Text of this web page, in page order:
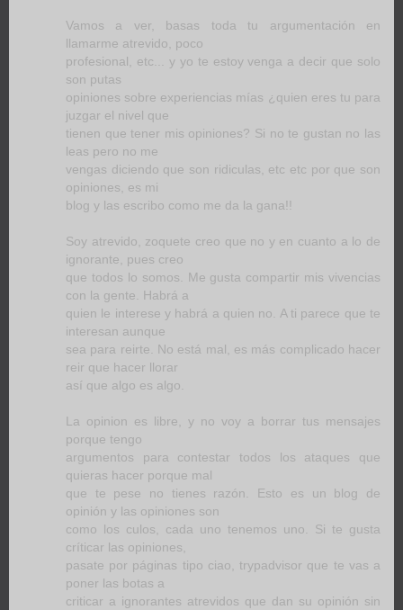
Vamos a ver, basas toda tu argumentación en
llamarme atrevido, poco
profesional, etc... y yo te estoy venga a decir que solo
son putas
opiniones sobre experiencias mías ¿quien eres tu para
juzgar el nivel que
tienen que tener mis opiniones? Si no te gustan no las
leas pero no me
vengas diciendo que son ridiculas, etc etc por que son
opiniones, es mi
blog y las escribo como me da la gana!!
Soy atrevido, zoquete creo que no y en cuanto a lo de
ignorante, pues creo
que todos lo somos. Me gusta compartir mis vivencias
con la gente. Habrá a
quien le interese y habrá a quien no. A ti parece que te
interesan aunque
sea para reirte. No está mal, es más complicado hacer
reir que hacer llorar
así que algo es algo.
La opinion es libre, y no voy a borrar tus mensajes
porque tengo
argumentos para contestar todos los ataques que
quieras hacer porque mal
que te pese no tienes razón. Esto es un blog de
opinión y las opiniones son
como los culos, cada uno tenemos uno. Si te gusta
críticar las opiniones,
pasate por páginas tipo ciao, trypadvisor que te vas a
poner las botas a
criticar a ignorantes atrevidos que dan su opinión sin